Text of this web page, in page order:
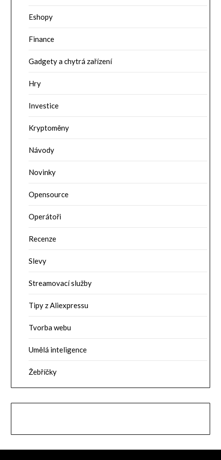
Eshopy
Finance
Gadgety a chytrá zařízení
Hry
Investice
Kryptoměny
Návody
Novinky
Opensource
Operátoři
Recenze
Slevy
Streamovací služby
Tipy z Aliexpressu
Tvorba webu
Umělá inteligence
Žebříčky